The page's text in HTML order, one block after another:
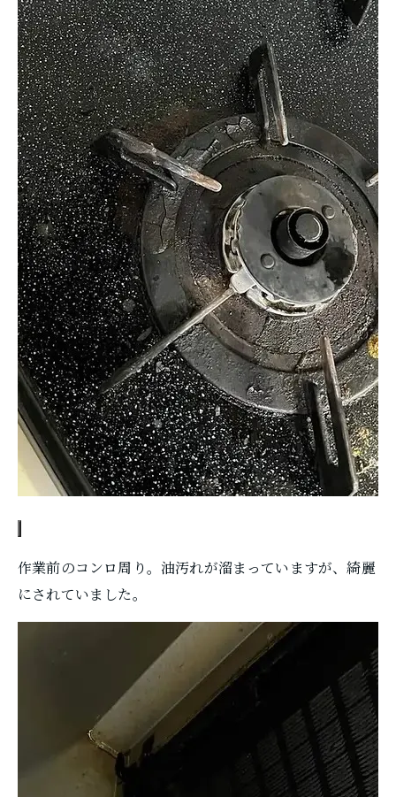
作業前のコンロ周り。油汚れが溜まっていますが、綺麗
にされていました。